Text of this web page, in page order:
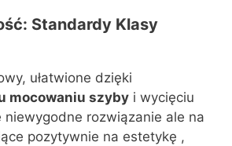
Standardy Klasy
ułatwione dzięki
mocowaniu szyby i wycięciu
niewygodne rozwiązanie ale na
pozytywnie na estetykę ,